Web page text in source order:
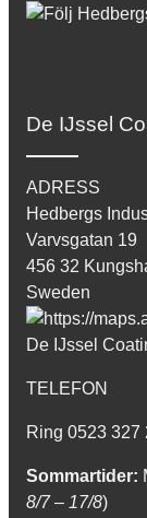
De IJssel
ADRESS
Hedbergs
Varvsgatan 19
456 32
Sweden
TELEFON
Ring 0523 327
Sommartider:
8/7 – 17/8)